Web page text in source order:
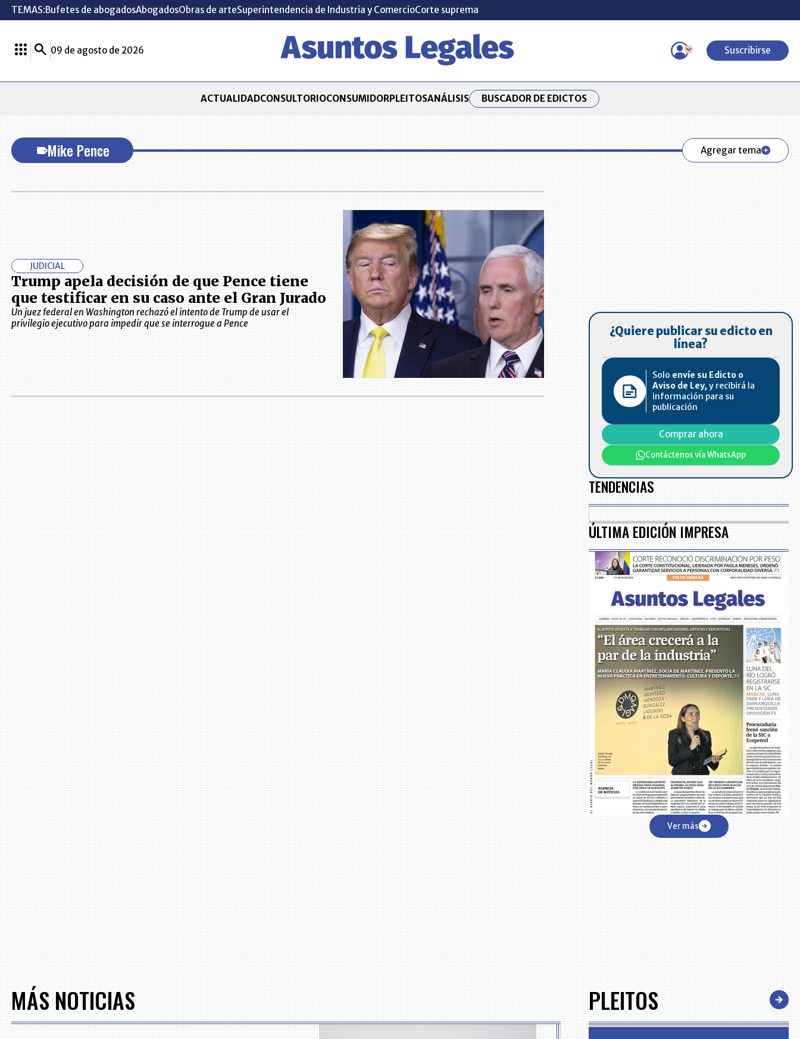
TEMAS:Bufetes de abogadosAbogadosObras de arteSuperintendencia de Industria y ComercioCorte suprema
09 de agosto de 2026 Suscribirse
ACTUALIDADCONSULTORIOCONSUMIDORPLEITOSANÁLISIS BUSCADOR DE EDICTOS
Mike Pence Agregar tema
JUDICIAL
Trump apela decisión de que Pence tiene
que testificar en su caso ante el Gran Jurado
Un juez federal en Washington rechazó el intento de Trump de usar el
privilegio ejecutivo para impedir que se interrogue a Pence
¿Quiere publicar su edicto en
línea?
Solo envíe su Edicto o
Aviso de Ley, y recibirá la
información para su
publicación
Comprar ahora
Contáctenos vía WhatsApp
TENDENCIAS
ÚLTIMA EDICIÓN IMPRESA
Ver más
MÁS NOTICIAS PLEITOS